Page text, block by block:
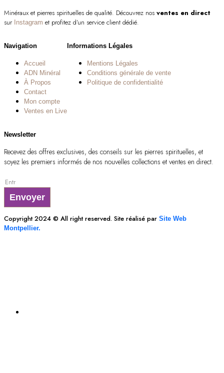
Minéraux et pierres spirituelles de qualité. Découvrez nos ventes en direct
sur Instagram et profitez d’un service client dédié.
Navigation
Accueil
ADN Minéral
À Propos
Contact
Mon compte
Ventes en Live
Informations Légales
Mentions Légales
Conditions générale de vente
Politique de confidentialité
Newsletter
Recevez des offres exclusives, des conseils sur les pierres spirituelles, et
soyez les premiers informés de nos nouvelles collections et ventes en direct.
Envoyer
Copyright 2024 © All right reserved. Site réalisé par Site Web
Montpellier.